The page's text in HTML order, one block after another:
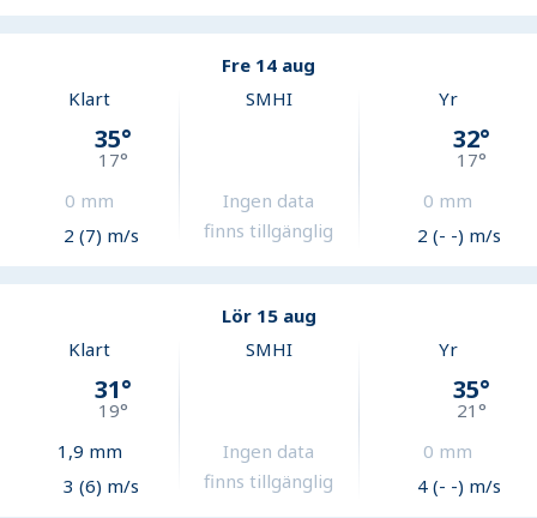
Fre 14 aug
Klart
35°
17°
0 mm
2 (7) m/s
SMHI
Ingen data
finns tillgänglig
Yr
32°
17°
0 mm
2 (- -) m/s
Lör 15 aug
Klart
31°
19°
1,9 mm
3 (6) m/s
SMHI
Ingen data
finns tillgänglig
Yr
35°
21°
0 mm
4 (- -) m/s